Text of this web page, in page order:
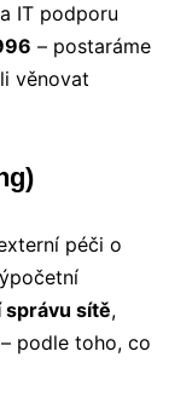
IT podporu
– postaráme
věnovat
péči o
správu sítě,
podle toho, co